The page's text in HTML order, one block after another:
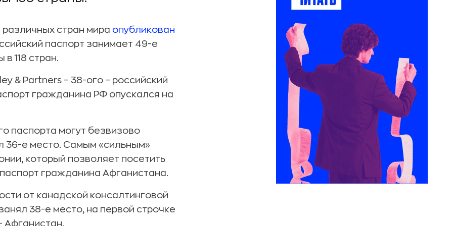
стран мира опубликован
паспорт занимает 49-е
118 стран.
& Partners – 38-ого – российский
гражданина РФ опускался на
паспорта могут безвизово
36-е место. Самым «сильным»
который позволяет посетить
гражданина Афганистана.
от канадской консалтинговой
38-е место, на первой строчке
Афганистан.